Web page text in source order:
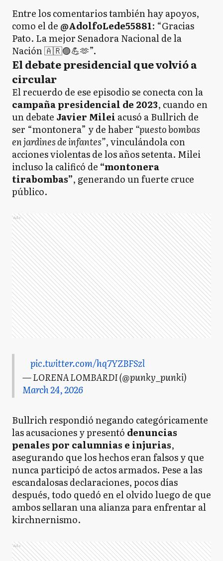
Entre los comentarios también hay apoyos,
como el de @AdolfoLede55881: “Gracias
Pato. La mejor Senadora Nacional de la
Nación 🇦🇷🟣💪🫶”.
El debate presidencial que volvió a
circular
El recuerdo de ese episodio se conecta con la
campaña presidencial de 2023, cuando en
un debate Javier Milei acusó a Bullrich de
ser “montonera” y de haber “puesto bombas
en jardines de infantes”, vinculándola con
acciones violentas de los años setenta. Milei
incluso la calificó de “montonera
tirabombas”, generando un fuerte cruce
público.
Ads
pic.twitter.com/hq7YZBFSzl
— LORENA LOMBARDI (@punky_punki)
March 24, 2026
Bullrich respondió negando categóricamente
las acusaciones y presentó denuncias
penales por calumnias e injurias,
asegurando que los hechos eran falsos y que
nunca participó de actos armados. Pese a las
escandalosas declaraciones, pocos días
después, todo quedó en el olvido luego de que
ambos sellaran una alianza para enfrentar al
kirchnernismo.
Ads